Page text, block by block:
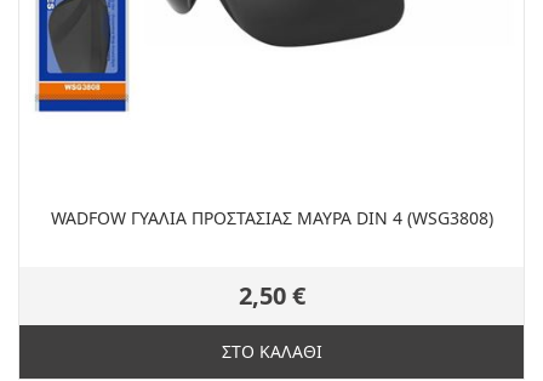
WADFOW ΓΥΑΛΙΑ ΠΡΟΣΤΑΣΙΑΣ ΜΑΥΡΑ DIN 4 (WSG3808)
2,50 €
ΣΤΟ ΚΑΛΑΘΙ